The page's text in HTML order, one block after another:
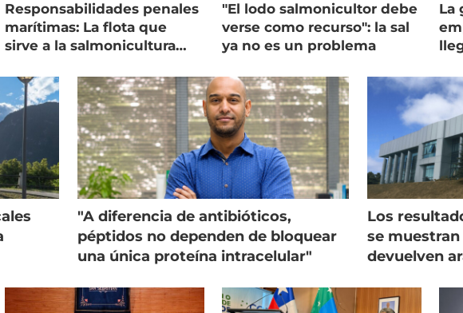
Responsabilidades penales
marítimas: La flota que
sirve a la salmonicultura
"El lodo salmonicultor debe
verse como recurso": la sal
ya no es un problema
La
"A diferencia de antibióticos,
péptidos no dependen de bloquear
una única proteína intracelular"
Los
se
devuelven